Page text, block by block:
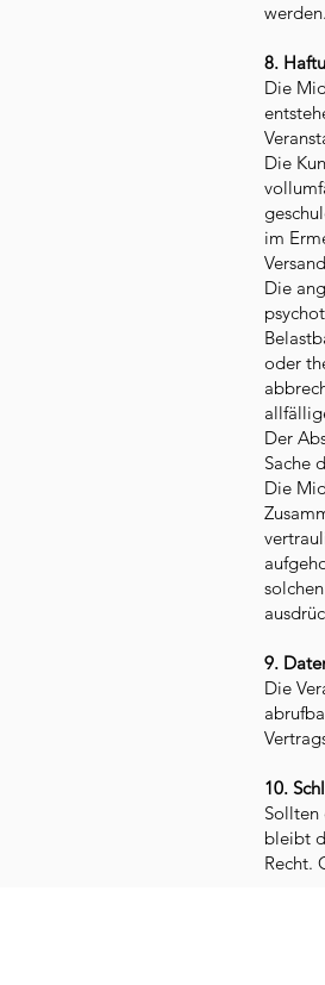
werden.
8.
Die
Die
im
Die
oder
Der
Sache
Die
9.
Die
10.
Sollten
bleibt
Recht.